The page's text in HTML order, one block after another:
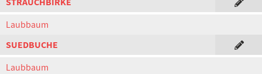
Laubbaum
SUEDBUCHE
Laubbaum